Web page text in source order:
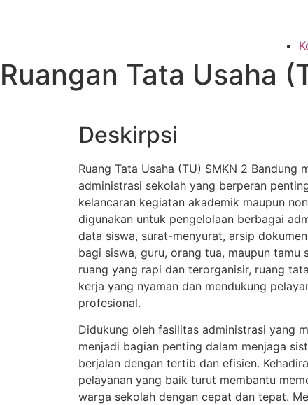
Ruangan Tata Usaha
Deskirpsi
Ruang Tata Usaha (TU) SMKN 2 Bandung
administrasi sekolah yang berperan
kelancaran kegiatan akademik maupun
digunakan untuk pengelolaan berbagai
data siswa, surat-menyurat, arsip
bagi siswa, guru, orang tua, maupun tamu
ruang yang rapi dan terorganisir, ruang
kerja yang nyaman dan mendukung
profesional.
Didukung oleh fasilitas administrasi yang
menjadi bagian penting dalam menjaga
berjalan dengan tertib dan efisien.
pelayanan yang baik turut membantu
warga sekolah dengan cepat dan tepat.